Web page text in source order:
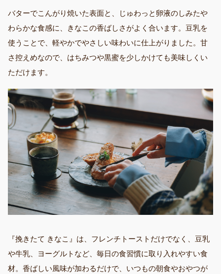
バターでこんがり焼いた表面と、じゅわっと卵液のしみたや
わらかな食感に、きなこの香ばしさがよく合います。豆乳を
使うことで、軽やかでやさしい味わいに仕上がりました。甘
さ控えめなので、はちみつや黒蜜を少しかけても美味しくい
ただけます。
『挽きたて きなこ』は、フレンチトーストだけでなく、豆乳
や牛乳、ヨーグルトなど、毎日の食習慣に取り入れやすい食
材。香ばしい風味が加わるだけで、いつもの朝食やおやつが